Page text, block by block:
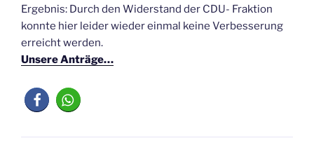
Ergebnis: Durch den Widerstand der CDU- Fraktion
konnte hier leider wieder einmal keine Verbesserung
erreicht werden.
Unsere Anträge…